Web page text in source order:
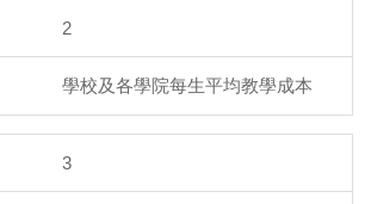
2
學校及各學院每生平均教學成本
3